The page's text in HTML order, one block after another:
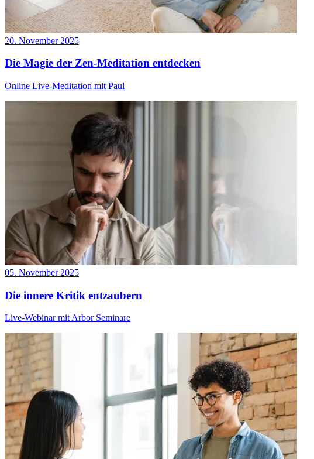
20. November 2025
Die Magie der Zen-Meditation entdecken
Online Live-Meditation mit Paul
05. November 2025
Die innere Kritik entzaubern
Live-Webinar mit Arbor Seminare